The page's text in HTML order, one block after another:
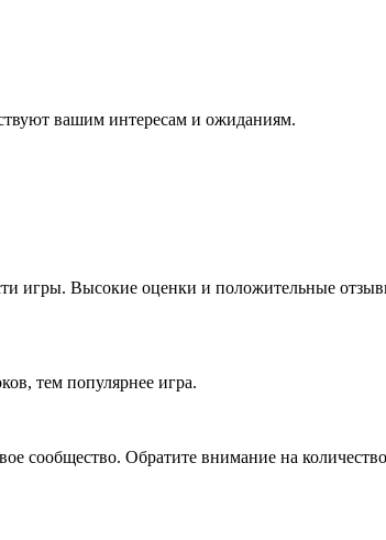
вашим интересам и ожиданиям.
игры. Высокие оценки и положительные
тем популярнее игра.
сообщество. Обратите внимание на